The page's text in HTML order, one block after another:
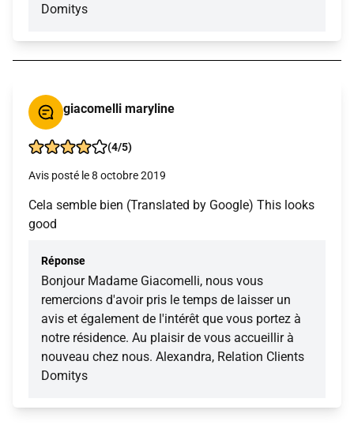
Domitys
giacomelli maryline
(4/5)
Avis posté le 8 octobre 2019
Cela semble bien (Translated by Google) This looks
good
Réponse
Bonjour Madame Giacomelli, nous vous
remercions d'avoir pris le temps de laisser un
avis et également de l'intérêt que vous portez à
notre résidence. Au plaisir de vous accueillir à
nouveau chez nous. Alexandra, Relation Clients
Domitys